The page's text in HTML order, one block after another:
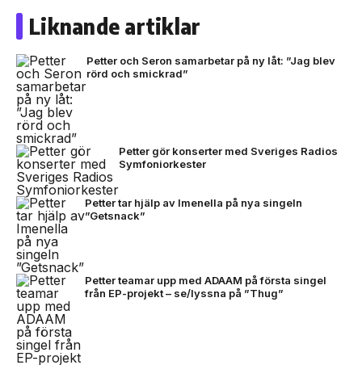
Liknande artiklar
Petter och Seron samarbetar på ny låt: ”Jag blev
rörd och smickrad”
Petter gör konserter med Sveriges Radios
Symfoniorkester
Petter tar hjälp av Imenella på nya singeln
”Getsnack”
Petter teamar upp med ADAAM på första singel
från EP-projekt – se/lyssna på ”Thug”